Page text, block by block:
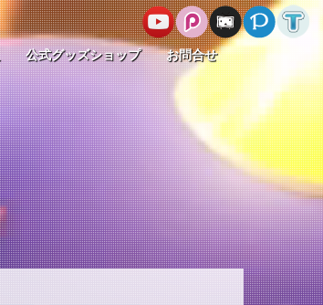
公式グッズショップ お問合せ